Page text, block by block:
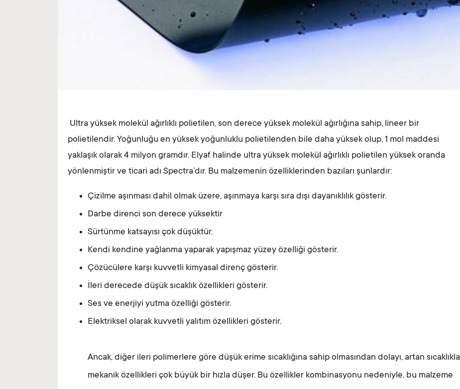
Ultra yüksek molekül ağırlıklı polietilen, son derece yüksek molekül ağırlığına sahip, lineer bir
polietilendir. Yoğunluğu en yüksek yoğunluklu polietilenden bile daha yüksek olup, 1 mol maddesi
yaklaşık olarak 4 milyon gramdır. Elyaf halinde ultra yüksek molekül ağırlıklı polietilen yüksek oranda
yönlenmiştir ve ticari adı Spectra’dır. Bu malzemenin özelliklerinden bazıları şunlardır:
Çizilme aşınması dahil olmak üzere, aşınmaya karşı sıra dışı dayanıklılık gösterir.
Darbe direnci son derece yüksektir
Sürtünme katsayısı çok düşüktür.
Kendi kendine yağlanma yaparak yapışmaz yüzey özelliği gösterir.
Çözücülere karşı kuvvetli kimyasal direnç gösterir.
İleri derecede düşük sıcaklık özellikleri gösterir.
Ses ve enerjiyi yutma özelliği gösterir.
Elektriksel olarak kuvvetli yalıtım özellikleri gösterir.
Ancak, diğer ileri polimerlere göre düşük erime sıcaklığına sahip olmasından dolayı, artan sıcaklıkla
mekanik özellikleri çok büyük bir hızla düşer. Bu özellikler kombinasyonu nedeniyle, bu malzeme